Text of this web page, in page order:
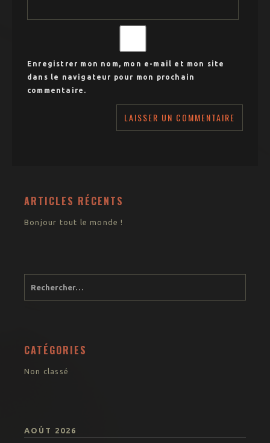
Enregistrer mon nom, mon e-mail et mon site
dans le navigateur pour mon prochain
commentaire.
ARTICLES RÉCENTS
Bonjour tout le monde !
CATÉGORIES
Non classé
AOÛT 2026